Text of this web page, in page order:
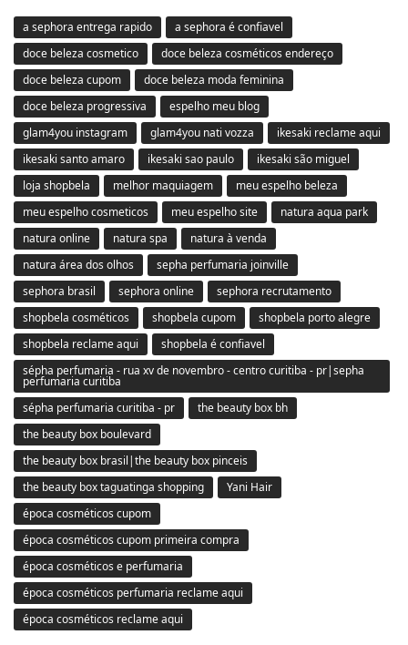
a sephora entrega rapido
a sephora é confiavel
doce beleza cosmetico
doce beleza cosméticos endereço
doce beleza cupom
doce beleza moda feminina
doce beleza progressiva
espelho meu blog
glam4you instagram
glam4you nati vozza
ikesaki reclame aqui
ikesaki santo amaro
ikesaki sao paulo
ikesaki são miguel
loja shopbela
melhor maquiagem
meu espelho beleza
meu espelho cosmeticos
meu espelho site
natura aqua park
natura online
natura spa
natura à venda
natura área dos olhos
sepha perfumaria joinville
sephora brasil
sephora online
sephora recrutamento
shopbela cosméticos
shopbela cupom
shopbela porto alegre
shopbela reclame aqui
shopbela é confiavel
sépha perfumaria - rua xv de novembro - centro curitiba - pr|sepha
perfumaria curitiba
sépha perfumaria curitiba - pr
the beauty box bh
the beauty box boulevard
the beauty box brasil|the beauty box pinceis
the beauty box taguatinga shopping
Yani Hair
época cosméticos cupom
época cosméticos cupom primeira compra
época cosméticos e perfumaria
época cosméticos perfumaria reclame aqui
época cosméticos reclame aqui